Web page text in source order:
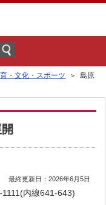
・文化・スポーツ
＞ 島原
最終更新日：2026年6月5日
内線641-643)